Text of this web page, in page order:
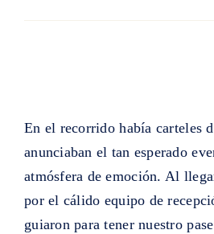
En el recorrido había carteles
anunciaban el tan esperado
atmósfera de emoción. Al
por el cálido equipo de
guiaron para tener nuestro